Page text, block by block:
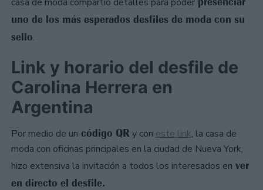
uno de los más esperados desfiles de moda con su
sello.
Link y horario del desfile de
Carolina Herrera en
Argentina
Por medio de un código QR y con este link, la casa de
moda con oficinas principales en la ciudad de Nueva York,
hizo extensiva la invitación a todos los interesados en ver
en directo el desfile.